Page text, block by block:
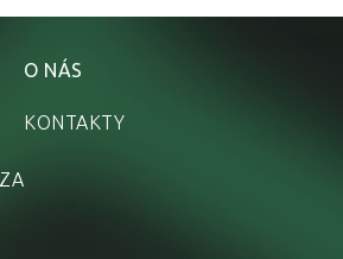
O NÁS
KONTAKTY